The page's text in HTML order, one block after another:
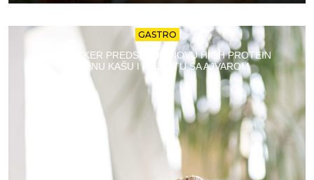
GASTRO
DR. OETKER PREDSTAVIO NOVU HIGH PROTEIN
OVSENU KAŠU I PALENTU SA AJVAROM